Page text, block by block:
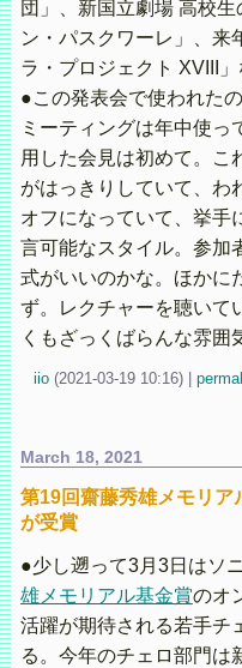
団」、新国立劇場 高校
ン・パスクワーレ」、来
ラ・プロジェクト XVIII」
●この発表会で使われた
ミーティングは年中使っ
用した会見は初めて。こ
がはっきりしていて、わ
オフになっていて、挙手
言可能なスタイル。参加
式がいいのかな。ほかに
ず。レクチャーを聴いて
くもざっくばらんな雰囲
iio (2021-03-19 10:16)
March 18, 2021
第19回齋藤秀雄メモリア
が受賞
●少し遡って3月3日はソ
雄メモリアル基金賞のオ
活躍が期待される若手チ
る。今年のチェロ部門は